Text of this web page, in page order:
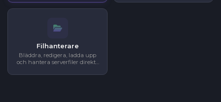
Filhanterare
Bläddra, redigera, ladda upp
och hantera serverfiler direkt i